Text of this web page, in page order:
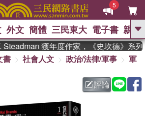
5
GO
熱搜： 東野圭吾 、 高希均教授回憶錄
暑期推薦 、 國際布克
方念華 、 台灣的李
登輝時代 、 數學女孩：黎曼猜想
偉大的迷走神經
外文 簡體 三民東大 電子書 親子
獲年度作家，《史坎德》系列帶
書 社會人文 政治/法律/軍事
軍
評論